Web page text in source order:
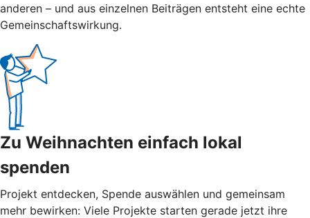
anderen – und aus einzelnen Beiträgen entsteht eine echte
Gemeinschaftswirkung.
Zu Weihnachten einfach lokal
spenden
Projekt entdecken, Spende auswählen und gemeinsam
mehr bewirken: Viele Projekte starten gerade jetzt ihre